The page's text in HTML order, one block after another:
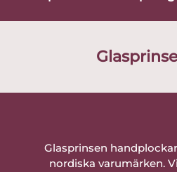
Glasprinsen
nordiska varumärken.